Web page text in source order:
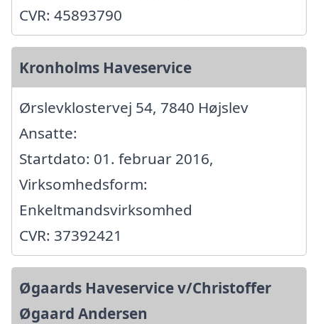
CVR: 45893790
Kronholms Haveservice
Ørslevklostervej 54, 7840 Højslev
Ansatte:
Startdato: 01. februar 2016,
Virksomhedsform:
Enkeltmandsvirksomhed
CVR: 37392421
Øgaards Haveservice v/Christoffer
Øgaard Andersen